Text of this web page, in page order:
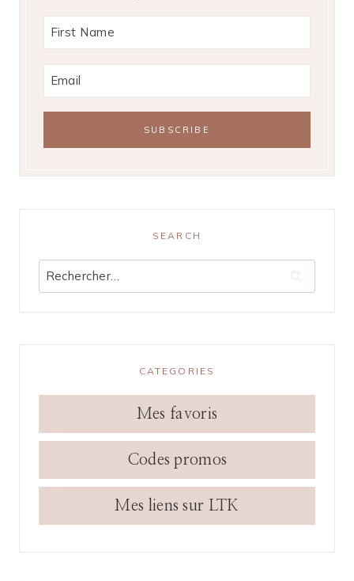
SEARCH
Rechercher :
CATEGORIES
Mes favoris
Codes promos
Mes liens sur LTK